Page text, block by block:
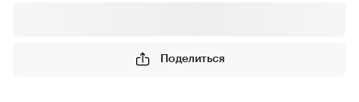
Поделиться